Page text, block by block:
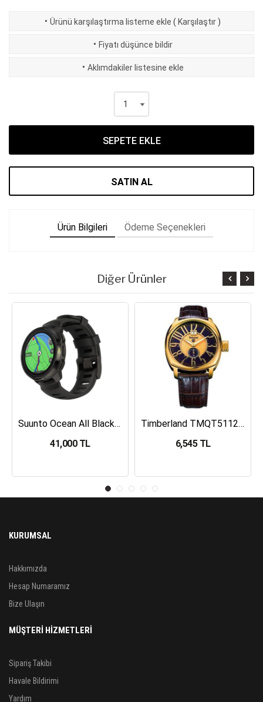
· Ürünü karşılaştırma listeme ekle (Karşılaştır)
· Fiyatı düşünce bildir
· Aklımdakiler listesine ekle
SEPETE EKLE
SATIN AL
Ürün Bilgileri Ödeme Seçenekleri
Diğer Ürünler
Suunto Ocean All Black Dalış Bilgisayarı SS050982000
41,000 TL
Timberland TMQT5112401 Erkek Kol Saati
6,545 TL
KURUMSAL
Hakkımızda
Hesap Numaramız
Bize Ulaşın
MÜŞTERİ HİZMETLERİ
Sipariş Takibi
Havale Bildirimi
Yardım